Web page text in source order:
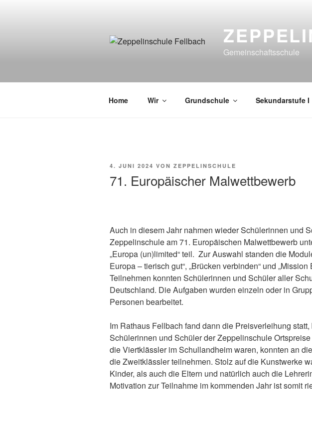
Gemeinschaftsschule
Home Wir Grundschule Sekundarstufe I
VERÖFFENTLICHT
4. JUNI 2024 VON ZEPPELINSCHULE
71. Europäischer Malwettbewerb
Auch in diesem Jahr nahmen wieder Schülerinnen und
Zeppelinschule am 71. Europäischen Malwettbewerb
„Europa (un)limited“ teil. Zur Auswahl standen die
Europa – tierisch gut“, „Brücken verbinden“ und „Mission
Teilnehmen konnten Schülerinnen und Schüler aller
Deutschland. Die Aufgaben wurden einzeln oder in
Personen bearbeitet.
Im Rathaus Fellbach fand dann die Preisverleihung
Schülerinnen und Schüler der Zeppelinschule
die Viertklässler im Schullandheim waren, konnten an
die Zweitklässler teilnehmen. Stolz auf die Kunstwerke
Kinder, als auch die Eltern und natürlich auch die
Motivation zur Teilnahme im kommenden Jahr ist somit